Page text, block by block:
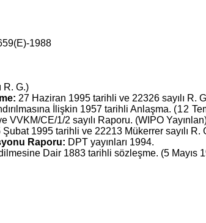
1988
R. G.)
27 Haziran 1995 tarihli ve 22326 sayılı R.
İlişkin 1957 tarihli Anlaşma. (12
VVKM/CE/1/2 sayılı Raporu. (WIPO
1995 tarihli ve 22213 Mü­kerrer sayılı R.
Raporu: DPT yayınları 1994.
Dair 1883 tarihli sözleşme. (5 Mayıs